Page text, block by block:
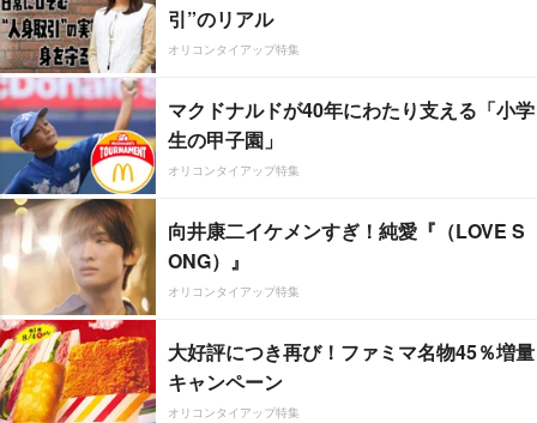
引”のリアル
オリコンタイアップ特集
マクドナルドが40年にわたり支える「小学
生の甲子園」
オリコンタイアップ特集
向井康二イケメンすぎ！純愛『（LOVE S
ONG）』
オリコンタイアップ特集
大好評につき再び！ファミマ名物45％増量
キャンペーン
オリコンタイアップ特集